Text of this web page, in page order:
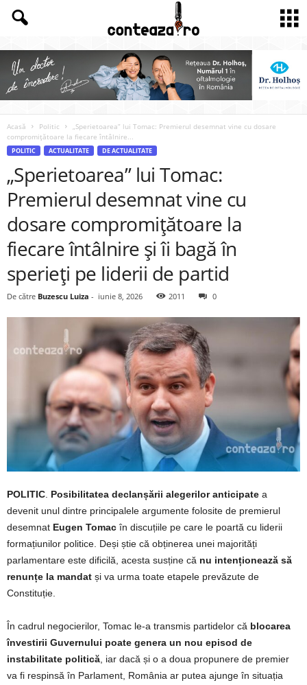
Acasă Politic
„Sperietoarea” lui Tomac: Premierul desemnat vine cu dosare
compromițătoare la fiecare întâlnire...
POLITIC ACTUALITATE DE ACTUALITATE
„Sperietoarea” lui Tomac:
Premierul desemnat vine cu
dosare compromițătoare la
fiecare întâlnire și îi bagă în
sperieți pe liderii de partid
De către Buzescu Luiza - iunie 8, 2026 2011 0
POLITIC Posibilitatea declanșării alegerilor anticipate a
devenit unul dintre principalele argumente folosite de premierul
desemnat Eugen Tomac în discuțiile pe care le poartă cu liderii
formațiunilor politice. Deși știe că obținerea unei majorități
parlamentare este dificilă, acesta susține că nu intenționează să
renunțe la mandat și va urma toate etapele prevăzute de
Constituție.
În cadrul negocierilor, Tomac le-a transmis partidelor că blocarea
învestirii Guvernului poate genera un nou episod de
instabilitate politică , iar dacă și o a doua propunere de premier
va fi respinsă în Parlament, România ar putea ajunge în situația